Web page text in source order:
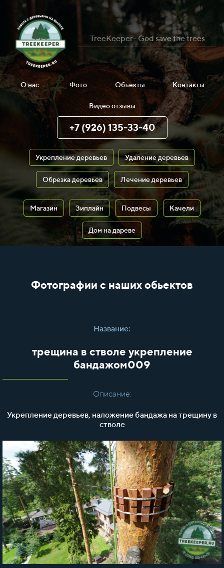
TreeKeeper- God save the trees
О нас Фото Объекты Контакты
Видео отзывы
+7 (926) 135-33-40
Укрепление деревьев Удаление деревьев
Обрезка деревьев Лечение деревьев
Магазин Зиплайн Подвесы Качели
Дом на дареве
Фотографии с наших обьектов
Название:
трещина в стволе укрепление
бандажом009
Описание:
Укрепление деревьев, наложение бандажа на трещину в
стволе